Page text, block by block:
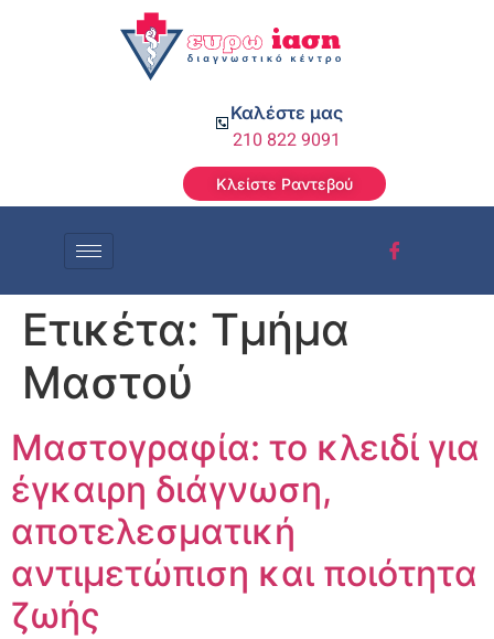
Καλέστε μας
210 822 9091
Κλείστε Ραντεβού
Ετικέτα: Τμήμα
Μαστού
Μαστογραφία: το κλειδί για
έγκαιρη διάγνωση,
αποτελεσματική
αντιμετώπιση και ποιότητα
ζωής